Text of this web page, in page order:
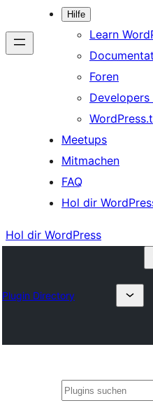
Hilfe
Learn
Foren
Developers
Meetups
Mitmachen
FAQ
Hol dir
Hol dir WordPress
Plugin Directory
Suchen